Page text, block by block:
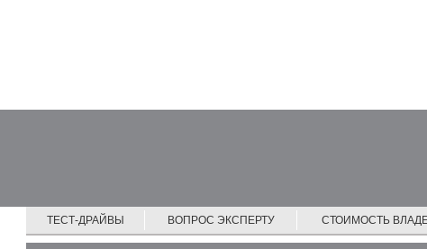
ТЕСТ-ДРАЙВЫ ВОПРОС ЭКСПЕРТУ СТОИМОСТЬ